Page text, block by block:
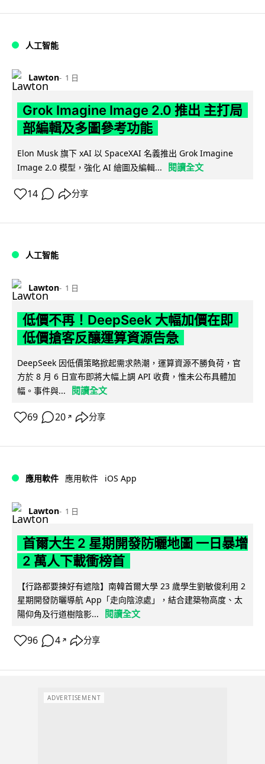
人工智能
Lawton 1 日
Grok Imagine Image 2.0 推出 主打局
部編輯及多圖參考功能
Elon Musk 旗下 xAI 以 SpaceXAI 名義推出 Grok Imagine
Image 2.0 模型，強化 AI 繪圖及編輯...
閱讀全文
14 分享
人工智能
Lawton 1 日
低價不再！DeepSeek 大幅加價在即
低價搶客反釀運算資源告急
DeepSeek 因低價策略掀起需求熱潮，運算資源不勝負荷，官
方於 8 月 6 日宣布即將大幅上調 API 收費，惟未公布具體加
幅。事件與...
閱讀全文
69 20 ↗ 分享
應用軟件 應用軟件 iOS App
Lawton 1 日
首爾大生 2 星期開發防曬地圖 一日暴增
2 萬人下載衝榜首
【行路都要揀好有遮陰】南韓首爾大學 23 歲學生劉敏俊利用 2
星期開發防曬導航 App「走向陰涼處」，結合建築物高度、太
陽仰角及行道樹陰影...
閱讀全文
96 4 ↗ 分享
ADVERTISEMENT